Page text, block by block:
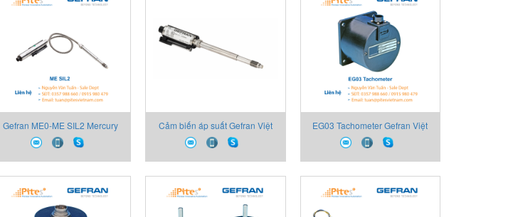
Gefran ME0-ME SIL2 Mercury
Filled Gefran Việt Nam
Cảm biến áp suất Gefran Việt
Nam ME1-6-M-B02C-1-4-D
EG03 Tachometer Gefran Việt
Nam